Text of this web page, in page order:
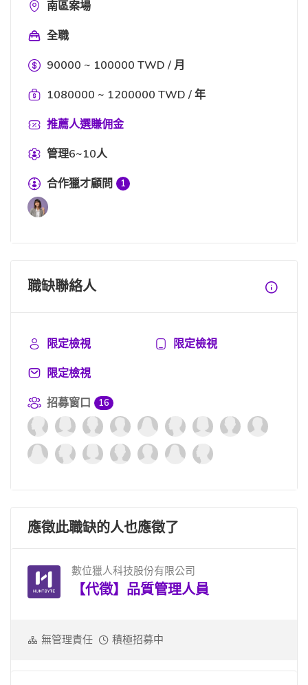
南區案場
全職
90000 ~ 100000 TWD / 月
1080000 ~ 1200000 TWD / 年
推薦人選賺佣金
管理6~10人
合作獵才顧問
1
職缺聯絡人
限定檢視
限定檢視
限定檢視
招募窗口
16
應徵此職缺的人也應徵了
數位獵人科技股份有限公司
【代徵】品質管理人員
無管理責任 積極招募中